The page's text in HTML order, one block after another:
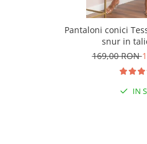
Pantaloni conici
snur in
169,00 RON
IN